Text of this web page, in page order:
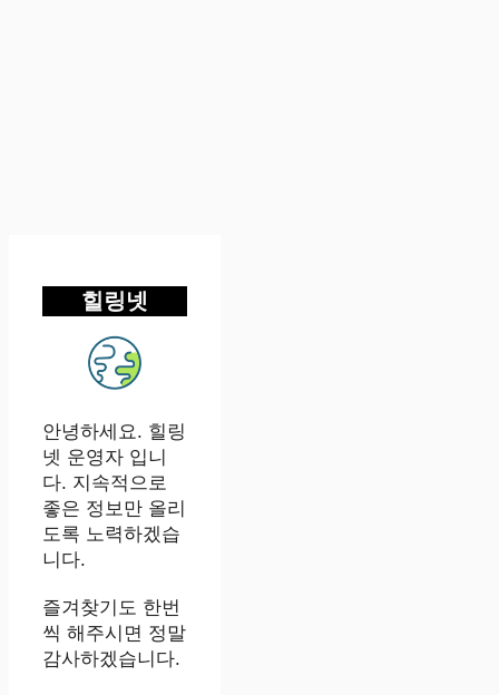
힐링넷
안녕하세요. 힐링
넷 운영자 입니
다. 지속적으로
좋은 정보만 올리
도록 노력하겠습
니다.
즐겨찾기도 한번
씩 해주시면 정말
감사하겠습니다.